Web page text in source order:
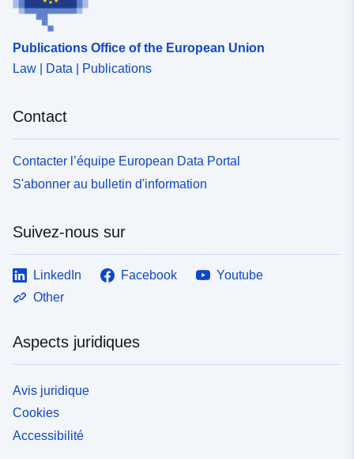
Publications Office of the European Union
Law | Data | Publications
Contact
Contacter l’équipe European Data Portal
S'abonner au bulletin d'information
Suivez-nous sur
LinkedIn Facebook
Youtube
Other
Aspects juridiques
Avis juridique
Cookies
Accessibilité